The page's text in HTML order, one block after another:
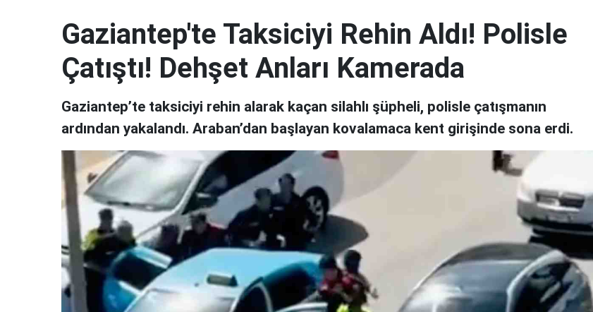
Gaziantep'te Taksiciyi Rehin Aldı! Polisle
Çatıştı! Dehşet Anları Kamerada
Gaziantep’te taksiciyi rehin alarak kaçan silahlı şüpheli, polisle çatışmanın
ardından yakalandı. Araban’dan başlayan kovalamaca kent girişinde sona erdi.